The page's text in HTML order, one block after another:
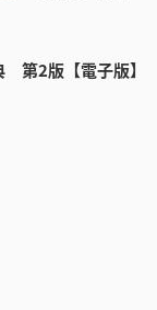
第2版【電子版】